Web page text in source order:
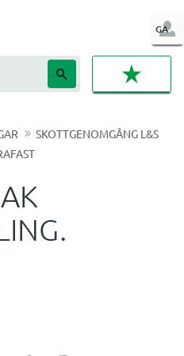
GA
IN
SKOTTGENOMGÅNG L&S